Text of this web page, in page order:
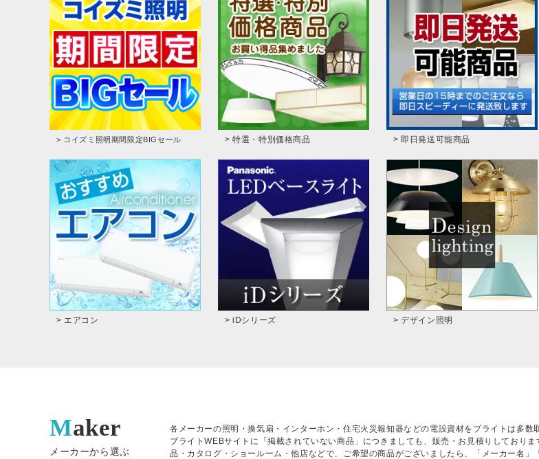
> コイズミ照明期間限定BIGセール > 特選・特別価格商品 > 即日発送可能商品
> エアコン > iDシリーズ > デザイン照明
Maker
メーカーから選ぶ
各メーカーの照明・換気扇・インターホン・住宅火災報知器などの電設資材をブライトは多数
ブライトWEBサイトに「掲載されていない商品」につきましても、販売・お見積りしており
品・カタログ・ショールーム・他店などで、ご希望の商品がございましたら、「メーカー名